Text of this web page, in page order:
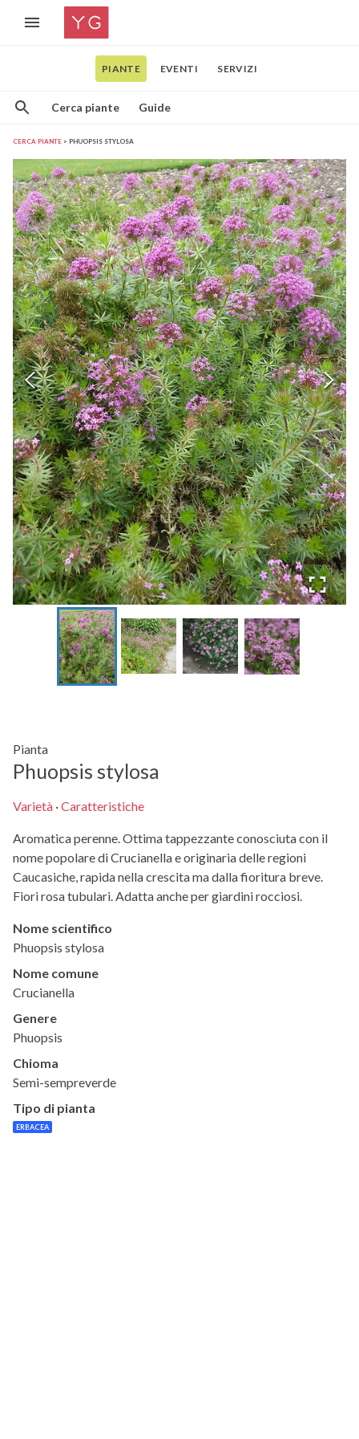
PIANTE EVENTI SERVIZI
Cerca piante Guide
CERCA PIANTE PHUOPSIS STYLOSA
Pianta
Phuopsis stylosa
Varietà ·Caratteristiche
Aromatica perenne. Ottima tappezzante conosciuta con il
nome popolare di Crucianella e originaria delle regioni
Caucasiche, rapida nella crescita ma dalla fioritura breve.
Fiori rosa tubulari. Adatta anche per giardini rocciosi.
Nome scientifico
Phuopsis stylosa
Nome comune
Crucianella
Genere
Phuopsis
Chioma
Semi-sempreverde
Tipo di pianta
ERBACEA